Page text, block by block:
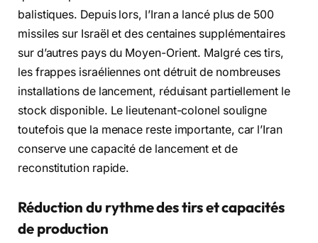
balistiques. Depuis lors, l’Iran a lancé plus de 500
missiles sur Israël et des centaines supplémentaires
sur d’autres pays du Moyen-Orient. Malgré ces tirs,
les frappes israéliennes ont détruit de nombreuses
installations de lancement, réduisant partiellement le
stock disponible. Le lieutenant-colonel souligne
toutefois que la menace reste importante, car l’Iran
conserve une capacité de lancement et de
reconstitution rapide.
Réduction du rythme des tirs et capacités
de production